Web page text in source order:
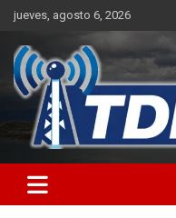
Skip
content
jueves, agosto 6, 2026